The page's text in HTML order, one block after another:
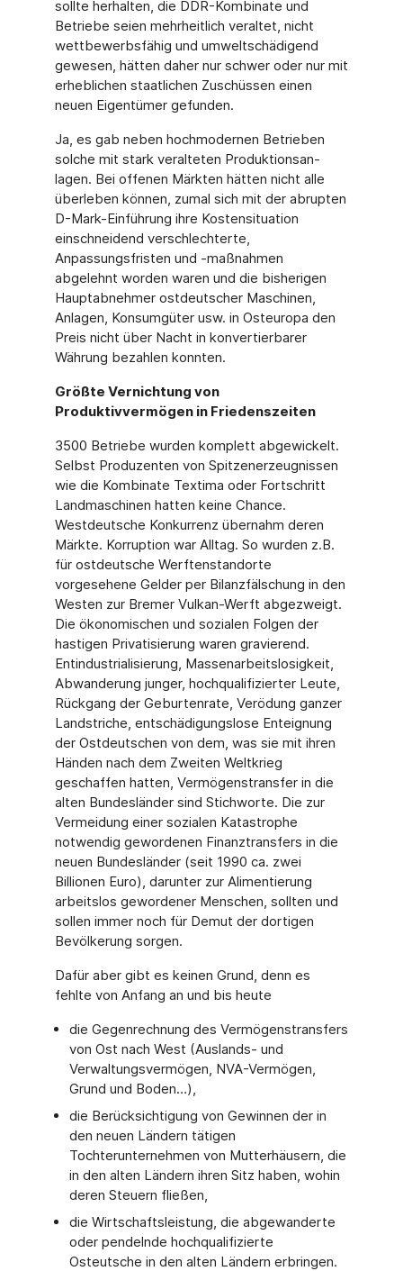
sollte herhalten, die DDR-Kombinate und
Betriebe seien mehrheitlich veraltet, nicht
wettbewerbsfähig und umweltschädigend
gewesen, hätten daher nur schwer oder nur mit
erheblichen staatlichen Zuschüssen einen
neuen Eigentümer gefunden.
Ja, es gab neben hochmodernen Betrieben
solche mit stark veralteten Produktionsan-
lagen. Bei offenen Märkten hätten nicht alle
überleben können, zumal sich mit der abrupten
D-Mark-Einführung ihre Kostensituation
einschneidend verschlechterte,
Anpassungsfristen und -maßnahmen
abgelehnt worden waren und die bisherigen
Hauptabnehmer ostdeutscher Maschinen,
Anlagen, Konsumgüter usw. in Osteuropa den
Preis nicht über Nacht in konvertierbarer
Währung bezahlen konnten.
Größte Vernichtung von
Produktivvermögen in Friedenszeiten
3500 Betriebe wurden komplett abgewickelt.
Selbst Produzenten von Spitzenerzeugnissen
wie die Kombinate Textima oder Fortschritt
Landmaschinen hatten keine Chance.
Westdeutsche Konkurrenz übernahm deren
Märkte. Korruption war Alltag. So wurden z.B.
für ostdeutsche Werftenstandorte
vorgesehene Gelder per Bilanzfälschung in den
Westen zur Bremer Vulkan-Werft abgezweigt.
Die ökonomischen und sozialen Folgen der
hastigen Privatisierung waren gravierend.
Entindustrialisierung, Massenarbeitslosigkeit,
Abwanderung junger, hochqualifizierter Leute,
Rückgang der Geburtenrate, Verödung ganzer
Landstriche, entschädigungslose Enteignung
der Ostdeutschen von dem, was sie mit ihren
Händen nach dem Zweiten Weltkrieg
geschaffen hatten, Vermögenstransfer in die
alten Bundesländer sind Stichworte. Die zur
Vermeidung einer sozialen Katastrophe
notwendig gewordenen Finanztransfers in die
neuen Bundesländer (seit 1990 ca. zwei
Billionen Euro), darunter zur Alimentierung
arbeitslos gewordener Menschen, sollten und
sollen immer noch für Demut der dortigen
Bevölkerung sorgen.
Dafür aber gibt es keinen Grund, denn es
fehlte von Anfang an und bis heute
die Gegenrechnung des Vermögenstransfers
von Ost nach West (Auslands- und
Verwaltungsvermögen, NVA-Vermögen,
Grund und Boden…),
die Berücksichtigung von Gewinnen der in
den neuen Ländern tätigen
Tochterunternehmen von Mutterhäusern, die
in den alten Ländern ihren Sitz haben, wohin
deren Steuern fließen,
die Wirtschaftsleistung, die abgewanderte
oder pendelnde hochqualifizierte
Osteutsche in den alten Ländern erbringen.